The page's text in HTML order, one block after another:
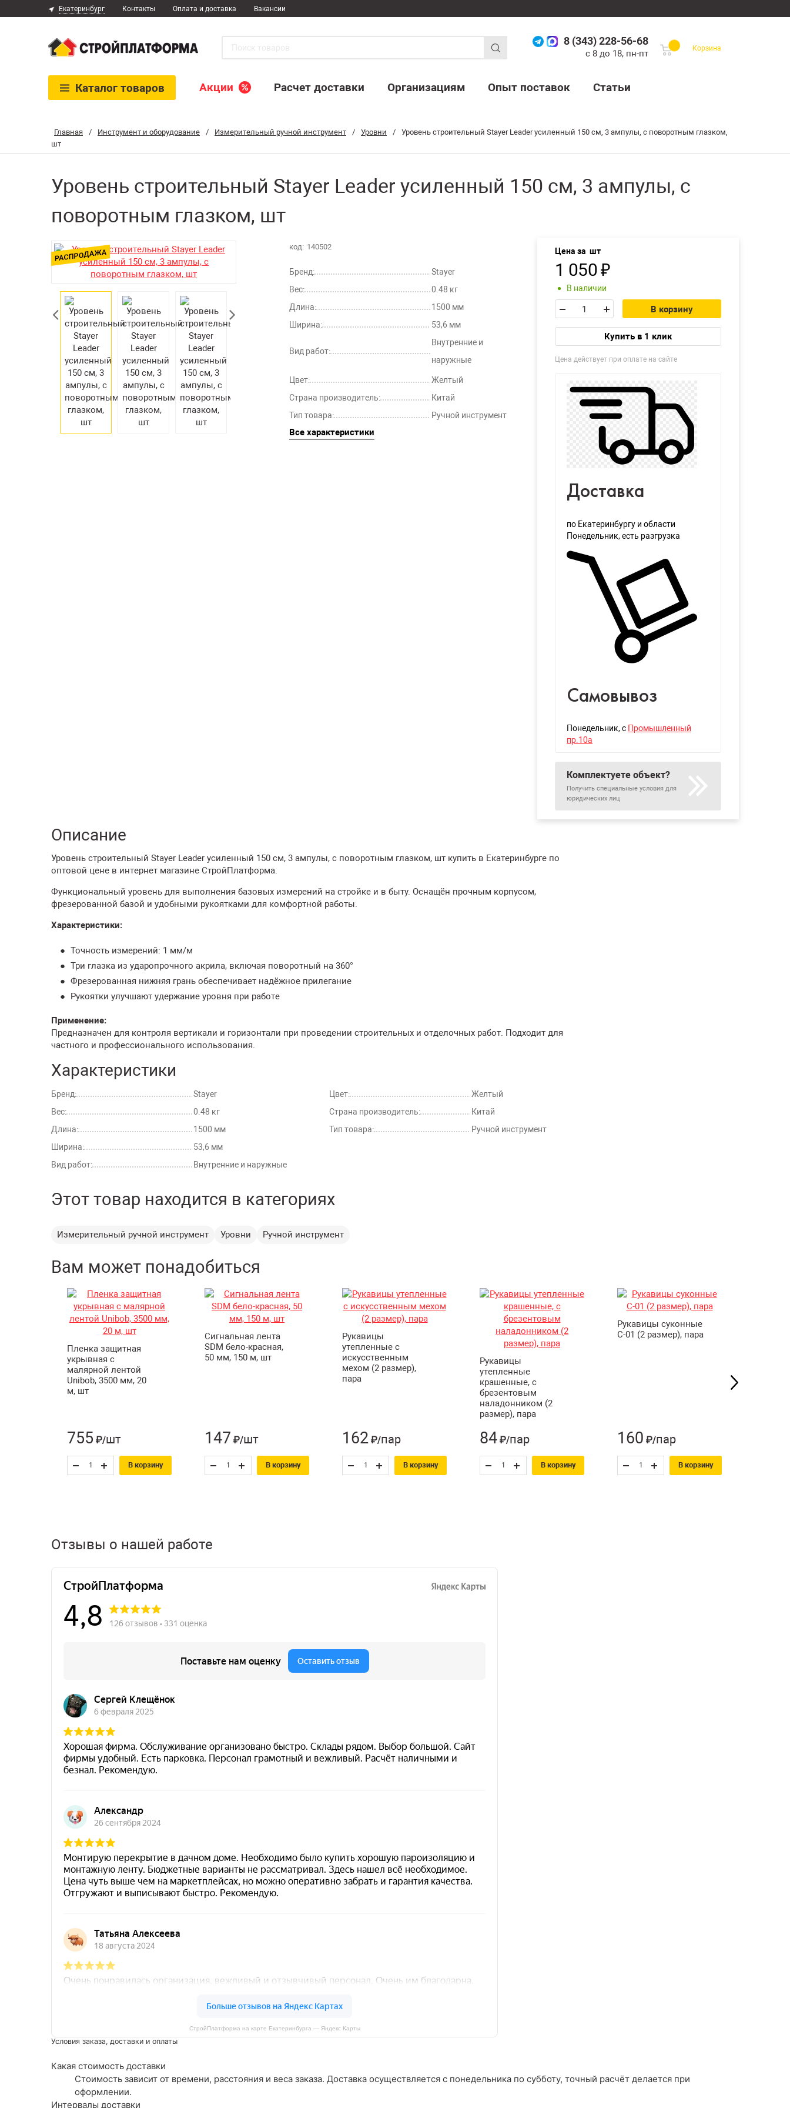
Главная / Инструмент и оборудование / Измерительный ручной инструмент / Уровни /
Уровень строительный Stayer Leader усиленный 150 см, 3 ампулы, с поворотным глазком,
шт
Уровень строительный Stayer Leader усиленный 150 см, 3 ампулы, с
поворотным глазком, шт
код: 140502
Бренд:
Stayer
Вес:
0.48 кг
Длина:
1500 мм
Ширина:
53,6 мм
Вид работ:
Внутренние и
наружные
Цвет:
Желтый
Страна производитель:
Китай
Тип товара:
Ручной инструмент
Все характеристики
Цена за шт
1 050₽
В наличии
В корзину
Купить в 1 клик
Цена действует при оплате на сайте
Доставка
по Екатеринбургу и области
Понедельник, есть разгрузка
Самовывоз
Понедельник, с Промышленный
пр.10а
Комплектуете объект?
Получить специальные условия для
юридических лиц
Описание
Уровень строительный Stayer Leader усиленный 150 см, 3 ампулы, с поворотным глазком, шт купить в Екатеринбурге по
оптовой цене в интернет магазине СтройПлатформа.
Функциональный уровень для выполнения базовых измерений на стройке и в быту. Оснащён прочным корпусом,
фрезерованной базой и удобными рукоятками для комфортной работы.
Характеристики:
Точность измерений: 1 мм/м
Три глазка из ударопрочного акрила, включая поворотный на 360°
Фрезерованная нижняя грань обеспечивает надёжное прилегание
Рукоятки улучшают удержание уровня при работе
Применение:
Предназначен для контроля вертикали и горизонтали при проведении строительных и отделочных работ. Подходит для
частного и профессионального использования.
Характеристики
Бренд:
Stayer
Вес:
0.48 кг
Длина:
1500 мм
Ширина:
53,6 мм
Вид работ:
Внутренние и наружные
Цвет:
Желтый
Страна производитель:
Китай
Тип товара:
Ручной инструмент
Этот товар находится в категориях
Измерительный ручной инструмент Уровни Ручной инструмент
Вам может понадобиться
Пленка защитная
укрывная с
малярной лентой
Unibob, 3500 мм, 20
м, шт
755 ₽/шт
В корзину
Сигнальная лента
SDM бело-красная,
50 мм, 150 м, шт
147 ₽/шт
В корзину
Рукавицы
утепленные с
искусственным
мехом (2 размер),
пара
162 ₽/пар
В корзину
Рукавицы
утепленные
крашенные, с
брезентовым
наладонником (2
размер), пара
84 ₽/пар
В корзину
Рукавицы суконные
С-01 (2 размер), пара
160 ₽/пар
В корзину
Отзывы о нашей работе
СтройПлатформа на карте Екатеринбурга — Яндекс Карты
Условия заказа, доставки и оплаты
Какая стоимость доставки
Стоимость зависит от времени, расстояния и веса заказа. Доставка осуществляется с понедельника по субботу, точный расчёт делается при
оформлении.
Интервалы доставки
Екатеринбург Контакты Оплата и доставка Вакансии
8 (343) 228-56-68
с 8 до 18, пн-пт
Корзина
Каталог товаров Акции Расчет доставки Организациям Опыт поставок Статьи